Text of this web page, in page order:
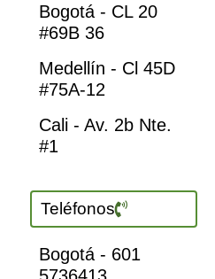
Bogotá - CL 20
#69B 36
Medellín - Cl 45D
#75A-12
Cali - Av. 2b Nte.
#1
Teléfonos
Bogotá - 601